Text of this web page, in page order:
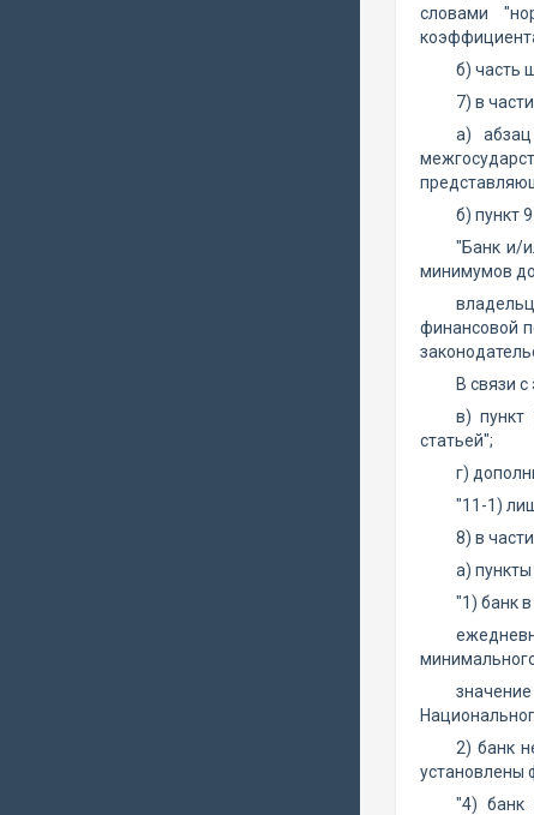
словами
б) часть
7) в
а)
б) пункт
"Банк и/
минимумов
финансовой
В связи
в) пункт
статьей";
г)
"11-1)
8) в
а)
"1) банк
2) банк
установлены
"4) банк